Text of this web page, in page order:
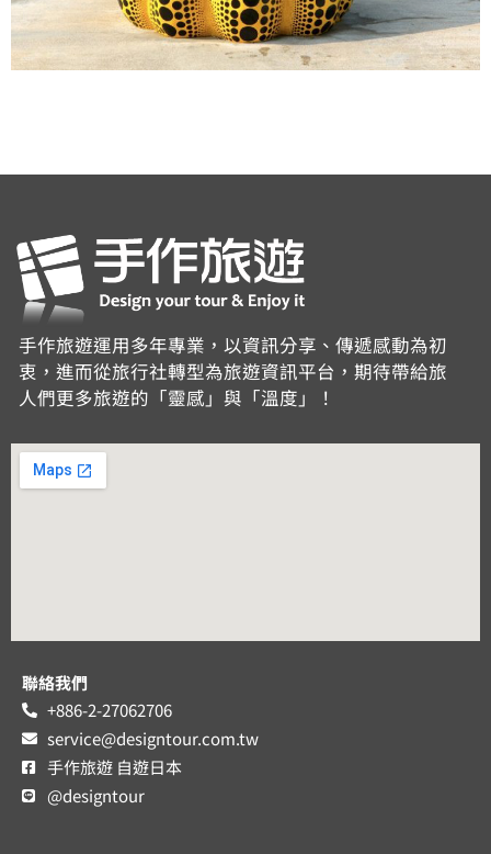
手作旅遊運用多年專業，以資訊分享、傳遞感動為初
衷，進而從旅行社轉型為旅遊資訊平台，期待帶給旅
人們更多旅遊的「靈感」與「溫度」！
聯絡我們
+886-2-27062706
service@designtour.com.tw
手作旅遊 自遊日本
@designtour